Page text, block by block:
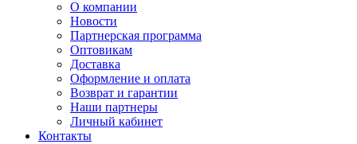
О компании
Новости
Партнерская программа
Оптовикам
Доставка
Оформление и оплата
Возврат и гарантии
Наши партнеры
Личный кабинет
Контакты